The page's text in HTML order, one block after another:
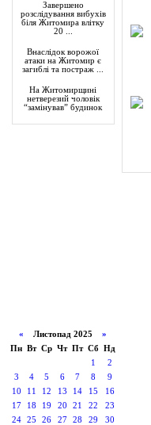
Завершено
розслідування вибухів
біля Житомира влітку
20 ...
Внаслідок ворожої
атаки на Житомир є
загиблі та постраж ...
На Житомирщині
нетверезий чоловік
“замінував” будинок
« Листопад 2025 »
Пн Вт Ср Чт Пт Сб Нд
1
2
3
4 5 6 7 8
9
10
11 12 13 14 15
16
17
18 19 20 21 22
23
24
25 26 27 28 29 30